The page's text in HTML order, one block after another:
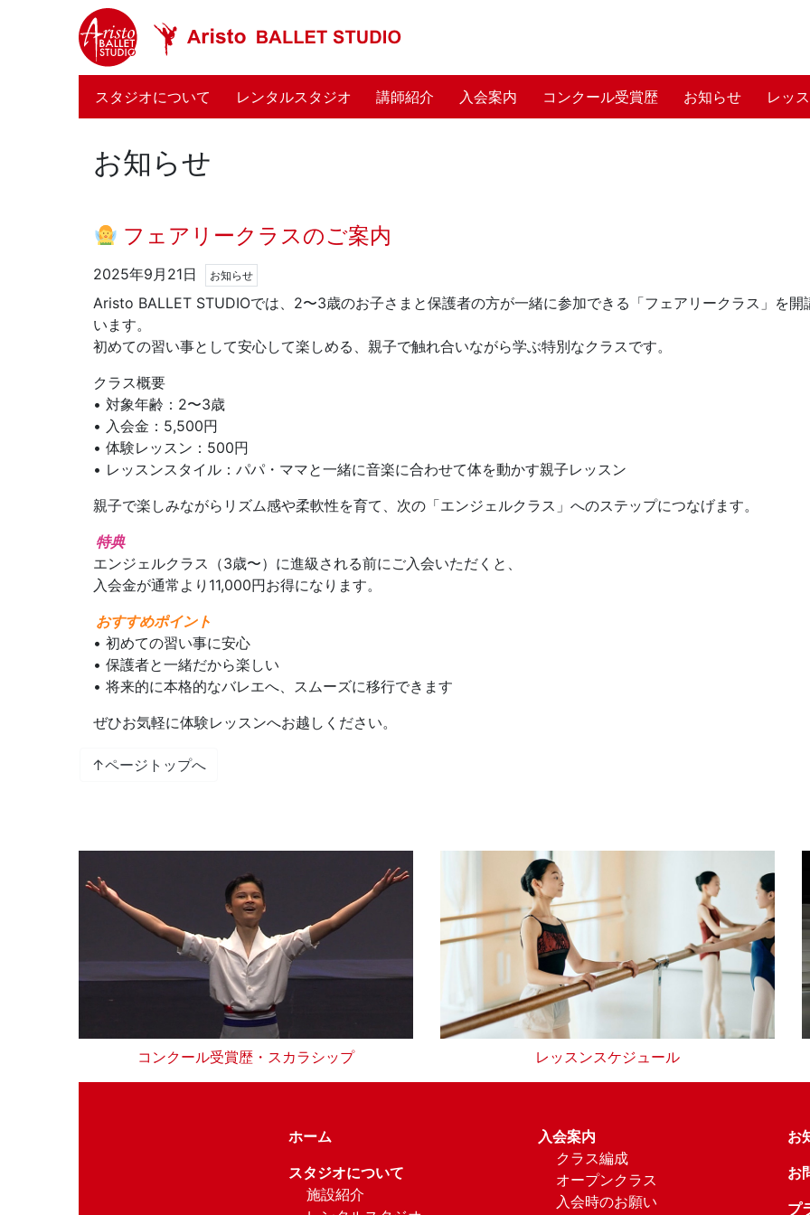
スタジオについて (current)
レンタルスタジオ 講師紹介 入会案内 コンクール受賞歴 お知らせ レッ
お知らせ
フェアリークラスのご案内
2025年9月21日 お知らせ
Aristo BALLET STUDIOでは、2〜3歳のお子さまと保護者の方が一緒に参加できる「フェアリークラス」を開
います。
初めての習い事として安心して楽しめる、親子で触れ合いながら学ぶ特別なクラスです。
クラス概要
• 対象年齢：2〜3歳
• 入会金：5,500円
• 体験レッスン：500円
• レッスンスタイル：パパ・ママと一緒に音楽に合わせて体を動かす親子レッスン
親子で楽しみながらリズム感や柔軟性を育て、次の「エンジェルクラス」へのステップにつなげます。
特典
エンジェルクラス（3歳〜）に進級される前にご入会いただくと、
入会金が通常より11,000円お得になります。
おすすめポイント
• 初めての習い事に安心
• 保護者と一緒だから楽しい
• 将来的に本格的なバレエへ、スムーズに移行できます
ぜひお気軽に体験レッスンへお越しください。
↑ページトップへ
コンクール受賞歴・スカラシップ レッスンスケジュール
ホーム
スタジオについて
施設紹介
入会案内
クラス編成
オープンクラス
入会時のお願い
お
お
プ